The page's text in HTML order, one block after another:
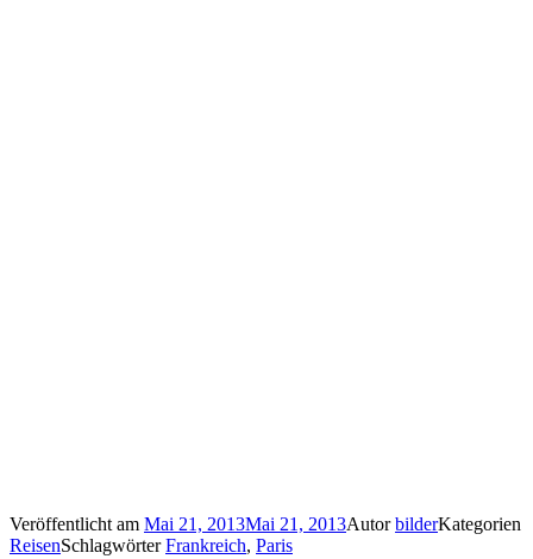
Veröffentlicht am Mai 21, 2013Mai 21, 2013AutorbilderKategorien
ReisenSchlagwörterFrankreich, Paris